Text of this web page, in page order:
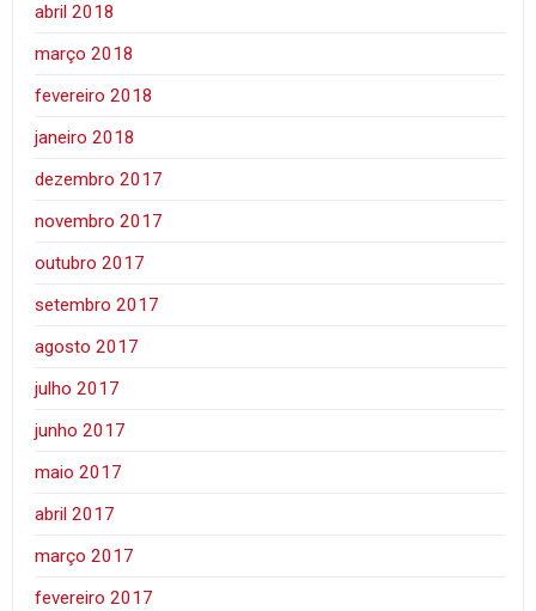
abril 2018
março 2018
fevereiro 2018
janeiro 2018
dezembro 2017
novembro 2017
outubro 2017
setembro 2017
agosto 2017
julho 2017
junho 2017
maio 2017
abril 2017
março 2017
fevereiro 2017